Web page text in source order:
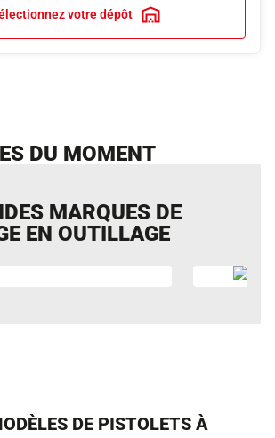
votre dépôt
DU MOMENT
MARQUES DE
EN OUTILLAGE
DE PISTOLETS À